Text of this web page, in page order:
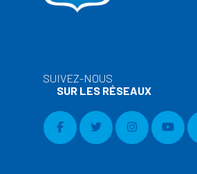
SUIVEZ-NOUS
SUR LES RÉSEAUX